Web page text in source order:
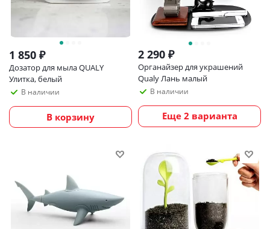
1 850 ₽
Дозатор для мыла QUALY
Улитка, белый
В наличии
В корзину
2 290 ₽
Органайзер для украшений
Qualy Лань малый
В наличии
Еще 2 варианта